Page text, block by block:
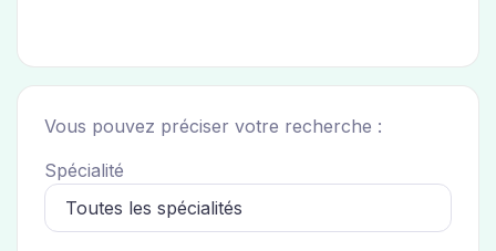
Vous pouvez préciser votre recherche :
Spécialité